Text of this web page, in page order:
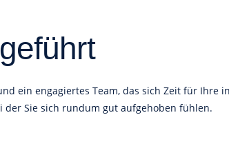
ein engagiertes Team, das sich Zeit für
Sie sich rundum gut aufgehoben fühlen.